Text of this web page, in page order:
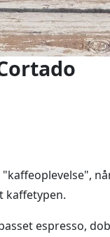
kaffetypen.
espresso,